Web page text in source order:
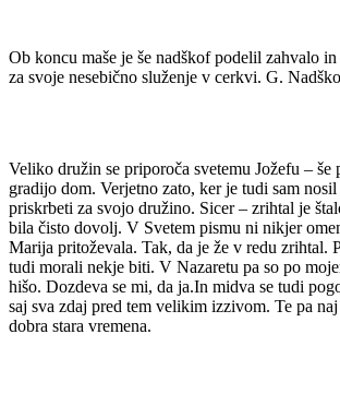
Ob koncu maše je še nadškof podelil zahvalo
za svoje nesebično služenje v cerkvi. G.
Veliko družin se priporoča svetemu Jožefu – še
gradijo dom. Verjetno zato, ker je tudi sam
priskrbeti za svojo družino. Sicer – zrihtal je
bila čisto dovolj. V Svetem pismu ni nikjer
Marija pritoževala. Tak, da je že v redu zrihtal.
tudi morali nekje biti. V Nazaretu pa so po
hišo. Dozdeva se mi, da ja.In midva se tudi
saj sva zdaj pred tem velikim izzivom. Te pa
dobra stara vremena.